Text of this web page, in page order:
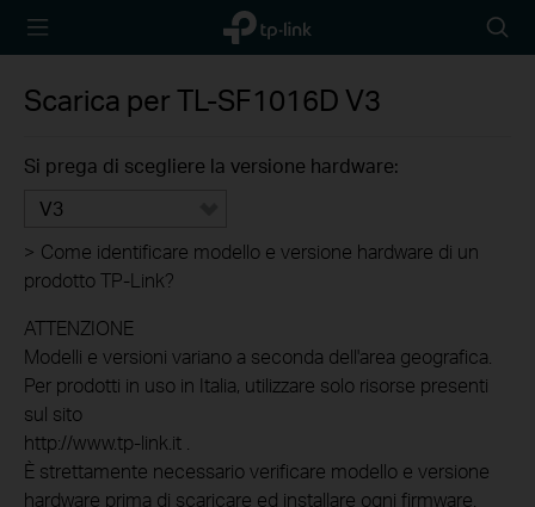
TP-Link,
Reliably
icon
Scarica perTL-SF1016D V3
Si prega di scegliere la versione hardware:
V3
> Come identificare modello e versione hardware di un
prodotto TP-Link?
ATTENZIONE
Modelli e versioni variano a seconda dell'area geografica.
Per prodotti in uso in Italia, utilizzare solo risorse presenti
sul sito
http://www.tp-link.it .
È strettamente necessario verificare modello e versione
hardware prima di scaricare ed installare ogni firmware.